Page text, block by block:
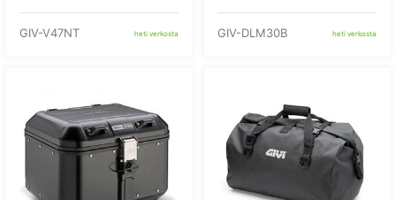
GIV-V47NT heti verkosta GIV-DLM30B heti verkosta